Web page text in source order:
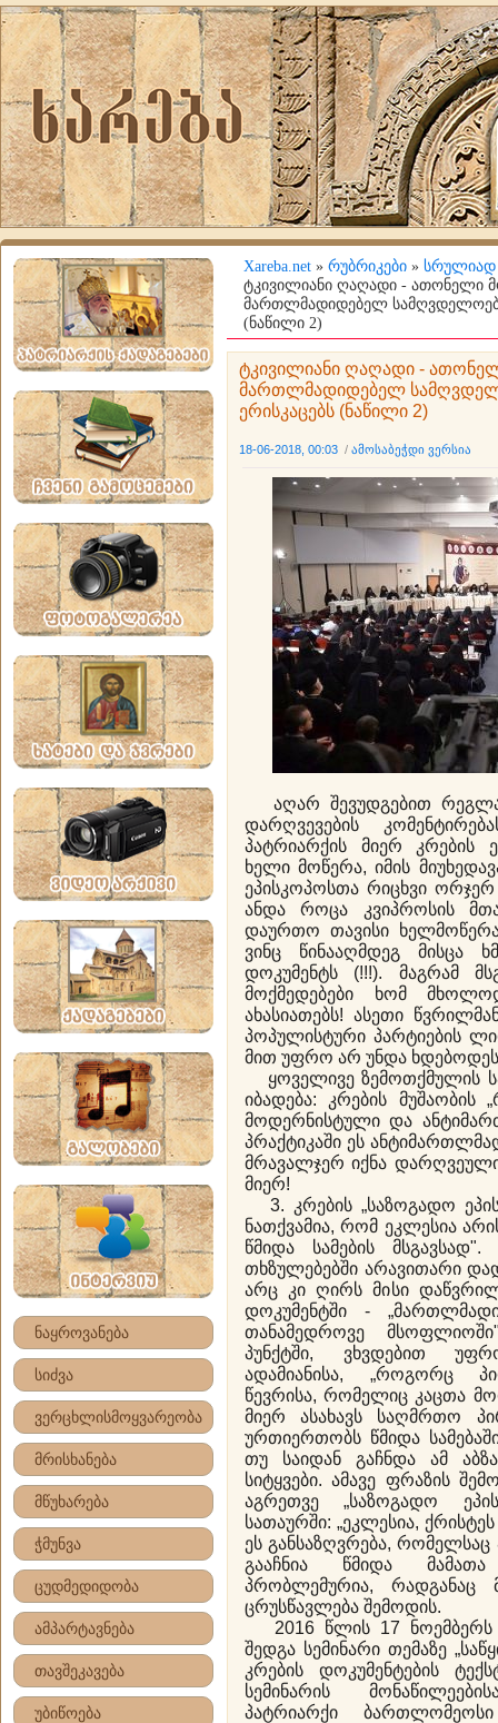
ნაყროვანება
სიძვა
ვერცხლისმოყვარეობა
მრისხანება
მწუხარება
ჭმუნვა
ცუდმედიდობა
ამპარტავნება
თავშეკავება
უბიწოება
Xareba.net » რუბრიკები » სრულიად
ტკივილიანი ღაღადი - ათონელი
მართლმადიდებელ
(ნაწილი 2)
ტკივილიანი ღაღადი -
მართლმადიდებელ
ერისკაცებს (ნაწილი 2)
18-06-2018, 00:03 / ამოსაბეჭდი ვერსია
აღარ შევუდგებით
დარღვევების
პატრიარქის მიერ კრების
ხელი მოწერა, იმის
ეპისკოპოსთა რიცხვი
ანდა როცა კვიპროსის
დაურთო თავისი
ვინც წინააღმდეგ
დოკუმენტს (!!!). მაგრამ
მოქმედებები ხომ
ახასიათებს! ასეთი
პოპულისტური პარტიების
მით უფრო არ უნდა ხდებოდეს
ყოველივე ზემოთქმულის
იბადება: კრების მუშაობის
მოდერნისტული და
პრაქტიკაში ეს
მრავალჯერ იქნა
მიერ!
3. კრების „საზოგადო
ნათქვამია, რომ ეკლესია
წმიდა სამების
თხზულებებში არავითარი
არც კი ღირს მისი
დოკუმენტში -
თანამედროვე
პუნქტში, ვხვდებით
ადამიანისა, „როგორც
წევრისა, რომელიც კაცთა
მიერ ასახავს საღმრთო
ურთიერთობს წმიდა
თუ საიდან გაჩნდა ამ
სიტყვები. ამავე ფრაზის
აგრეთვე „საზოგადო
სათაურში: „ეკლესია,
ეს განსაზღვრება,
გააჩნია წმიდა
პრობლემურია, რადგანაც
ცრუსწავლება შემოდის.
2016 წლის 17 ნოემბერს
შედგა სემინარი თემაზე
კრების დოკუმენტების
სემინარის
პატრიარქი